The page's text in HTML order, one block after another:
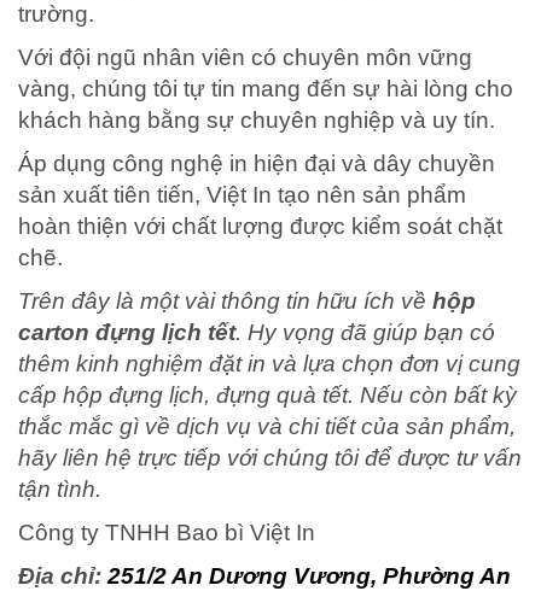
trường.
Với đội ngũ nhân viên có chuyên môn vững
vàng, chúng tôi tự tin mang đến sự hài lòng cho
khách hàng bằng sự chuyên nghiệp và uy tín.
Áp dụng công nghệ in hiện đại và dây chuyền
sản xuất tiên tiến, Việt In tạo nên sản phẩm
hoàn thiện với chất lượng được kiểm soát chặt
chẽ.
Trên đây là một vài thông tin hữu ích về hộp
carton đựng lịch tết. Hy vọng đã giúp bạn có
thêm kinh nghiệm đặt in và lựa chọn đơn vị cung
cấp hộp đựng lịch, đựng quà tết. Nếu còn bất kỳ
thắc mắc gì về dịch vụ và chi tiết của sản phẩm,
hãy liên hệ trực tiếp với chúng tôi để được tư vấn
tận tình.
Công ty TNHH Bao bì Việt In
Địa chỉ: 251/2 An Dương Vương, Phường An